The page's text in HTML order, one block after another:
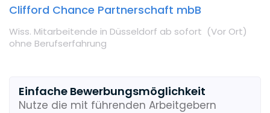
Clifford Chance Partnerschaft mbB
Wiss. Mitarbeitende in Düsseldorf ab sofort (Vor Ort)
ohne Berufserfahrung
Einfache Bewerbungsmöglichkeit
Nutze die mit führenden Arbeitgebern